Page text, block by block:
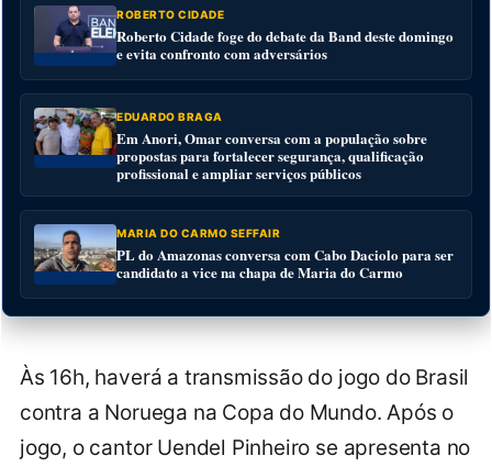
ROBERTO CIDADE
Roberto Cidade foge do debate da Band deste domingo
e evita confronto com adversários
EDUARDO BRAGA
Em Anori, Omar conversa com a população sobre
propostas para fortalecer segurança, qualificação
profissional e ampliar serviços públicos
MARIA DO CARMO SEFFAIR
PL do Amazonas conversa com Cabo Daciolo para ser
candidato a vice na chapa de Maria do Carmo
Às 16h, haverá a transmissão do jogo do Brasil
contra a Noruega na Copa do Mundo. Após o
jogo, o cantor Uendel Pinheiro se apresenta no